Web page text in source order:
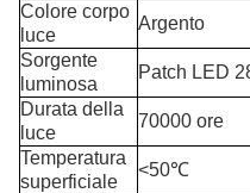
Colore corpo
luce
Argento
Sorgente
luminosa
Patch LED
Durata della
luce
70000 ore
Temperatura
superficiale
<50℃